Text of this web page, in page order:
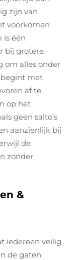
zijn van
voorkomen
is één
bij grotere
om alles onder
begint met
af te
op het
geen salto’s
aanzienlijk bij
de
zonder
&
iedereen veilig
de gaten